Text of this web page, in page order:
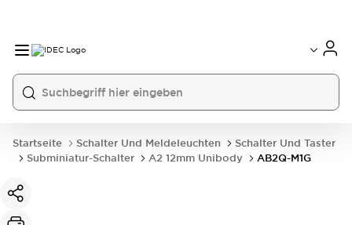
Startseite Schalter Und Meldeleuchten
Schalter Und Taster
Subminiatur-Schalter
A2 12mm Unibody AB2Q-M1G